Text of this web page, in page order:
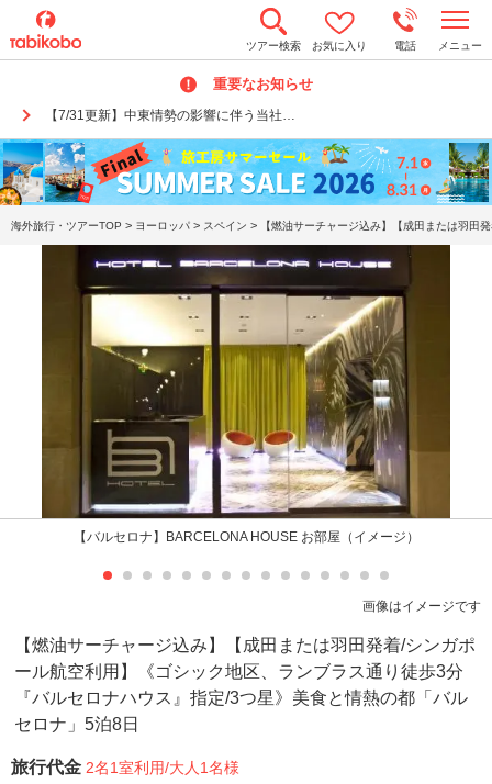
ツアー検索 お気に入り 電話 メニュー
重要なお知らせ
【7/31更新】中東情勢の影響に伴う当社…
o
n
a
v
i
g
a
t
海外旅行・ツアーTOP > ヨーロッパ > スペイン > 【燃油サーチャージ込み】【成田または羽
【バルセロナ】BARCELONA HOUSE お部屋（イメージ）
画像はイメージです
【燃油サーチャージ込み】【成田または羽田発着/シンガポ
ール航空利用】《ゴシック地区、ランブラス通り徒歩3分
『バルセロナハウス』指定/3つ星》美食と情熱の都「バル
セロナ」5泊8日
旅行代金 2名1室利用/大人1名様